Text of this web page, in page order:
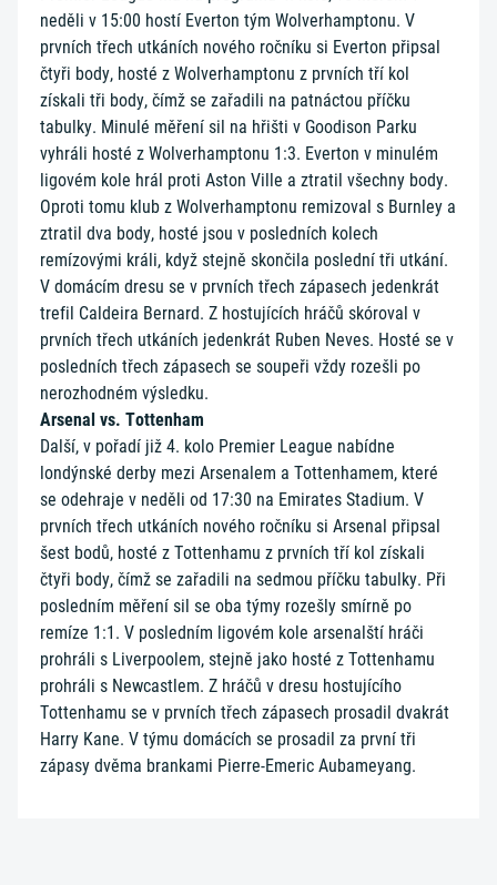
neděli v 15:00 hostí Everton tým Wolverhamptonu. V
prvních třech utkáních nového ročníku si Everton připsal
čtyři body, hosté z Wolverhamptonu z prvních tří kol
získali tři body, čímž se zařadili na patnáctou příčku
tabulky. Minulé měření sil na hřišti v Goodison Parku
vyhráli hosté z Wolverhamptonu 1:3. Everton v minulém
ligovém kole hrál proti Aston Ville a ztratil všechny body.
Oproti tomu klub z Wolverhamptonu remizoval s Burnley a
ztratil dva body, hosté jsou v posledních kolech
remízovými králi, když stejně skončila poslední tři utkání.
V domácím dresu se v prvních třech zápasech jedenkrát
trefil Caldeira Bernard. Z hostujících hráčů skóroval v
prvních třech utkáních jedenkrát Ruben Neves. Hosté se v
posledních třech zápasech se soupeři vždy rozešli po
nerozhodném výsledku.
Arsenal vs. Tottenham
Další, v pořadí již 4. kolo Premier League nabídne
londýnské derby mezi Arsenalem a Tottenhamem, které
se odehraje v neděli od 17:30 na Emirates Stadium. V
prvních třech utkáních nového ročníku si Arsenal připsal
šest bodů, hosté z Tottenhamu z prvních tří kol získali
čtyři body, čímž se zařadili na sedmou příčku tabulky. Při
posledním měření sil se oba týmy rozešly smírně po
remíze 1:1. V posledním ligovém kole arsenalští hráči
prohráli s Liverpoolem, stejně jako hosté z Tottenhamu
prohráli s Newcastlem. Z hráčů v dresu hostujícího
Tottenhamu se v prvních třech zápasech prosadil dvakrát
Harry Kane. V týmu domácích se prosadil za první tři
zápasy dvěma brankami Pierre-Emeric Aubameyang.